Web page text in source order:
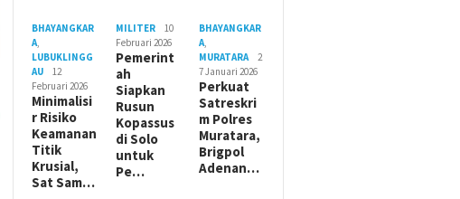
BHAYANGKAR
A,
LUBUKLINGG
AU
12
Februari 2026
Minimalisi
r Risiko
Keamanan
Titik
Krusial,
Sat Sam…
MILITER
10
Februari 2026
Pemerint
ah
Siapkan
Rusun
Kopassus
di Solo
untuk
Pe…
BHAYANGKAR
A,
MURATARA
2
7 Januari 2026
Perkuat
Satreskri
m Polres
Muratara,
Brigpol
Adenan…